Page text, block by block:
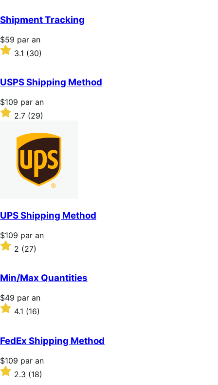
5 étoiles
Shipment Tracking
Prix
$59
par
$59 par an
Noté
3.1
5 étoiles
3.1 (30)
USPS Shipping Method
Prix
$109
$109 par an
Noté
5 étoiles
2.7 (29)
UPS Shipping Method
Prix
$109
par
$109 par an
Noté
2
5 étoiles
2 (27)
Min/Max Quantities
Prix
$49
$49 par an
Noté
5 étoiles
4.1 (16)
FedEx Shipping Method
Prix
$109
par
$109 par an
Noté
2.3
2.3 (18)